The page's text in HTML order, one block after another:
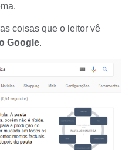
coisas que o leitor vê
Google.